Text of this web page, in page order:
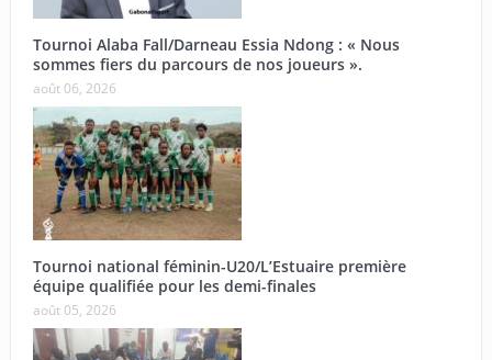
Tournoi Alaba Fall/Darneau Essia Ndong : « Nous
sommes fiers du parcours de nos joueurs ».
août 06, 2026
Tournoi national féminin-U20/L’Estuaire première
équipe qualifiée pour les demi-finales
août 05, 2026